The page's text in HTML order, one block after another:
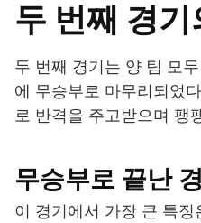
두 번째 경
두 번째 경기는 양 팀 모
에 무승부로 마무리되었
로 반격을 주고받으며 팽
무승부로 끝난
이 경기에서 가장 큰 특